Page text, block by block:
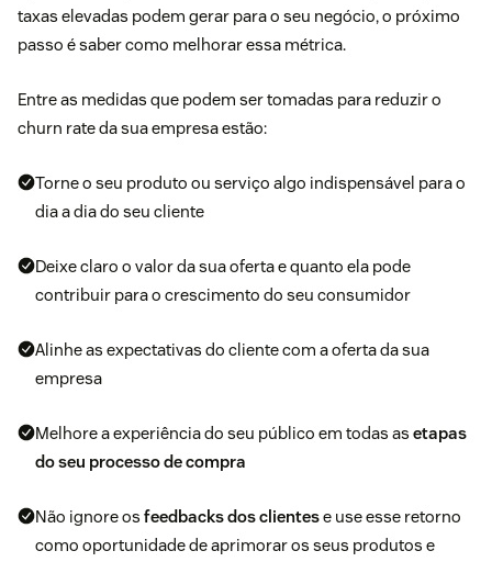
taxas elevadas podem gerar para o seu negócio, o próximo
passo é saber como melhorar essa métrica.
Entre as medidas que podem ser tomadas para reduzir o
churn rate da sua empresa estão:
Torne o seu produto ou serviço algo indispensável para o
dia a dia do seu cliente
Deixe claro o valor da sua oferta e quanto ela pode
contribuir para o crescimento do seu consumidor
Alinhe as expectativas do cliente com a oferta da sua
empresa
Melhore a experiência do seu público em todas as etapas
do seu processo de compra
Não ignore os feedbacks dos clientese use esse retorno
como oportunidade de aprimorar os seus produtos e